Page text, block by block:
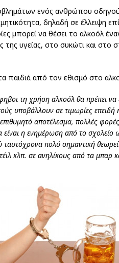
ενός ανθρώπου
δηλαδή σε έλλειψη
μπορεί να θέσει το αλκοόλ
της υγείας, στο συκώτι και στο
από τον εθισμό στο
τη χρήση αλκοόλ θα πρέπει να
υποβάλλουν σε τιμωρίες επειδή
αποτέλεσμα, πολλές
η ενημέρωση από το σχολείο
ταυτόχρονα πολύ σημαντική
κλπ. σε ανηλίκους από τα μπαρ